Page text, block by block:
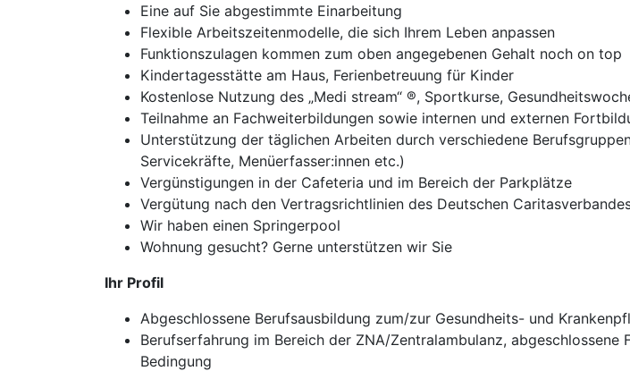
Eine auf Sie abgestimmte Einarbeitung
Flexible Arbeitszeitenmodelle, die sich Ihrem Leben anpassen
Funktionszulagen kommen zum oben angegebenen Gehalt noch on top
Kindertagesstätte am Haus, Ferienbetreuung für Kinder
Kostenlose Nutzung des „Medi stream“ ®, Sportkurse,
Teilnahme an Fachweiterbildungen sowie internen und externen
Unterstützung der täglichen Arbeiten durch verschiedene
Servicekräfte, Menüerfasser:innen etc.)
Vergünstigungen in der Cafeteria und im Bereich der Parkplätze
Vergütung nach den Vertragsrichtlinien des Deutschen
Wir haben einen Springerpool
Wohnung gesucht? Gerne unterstützen wir Sie
Ihr Profil
Abgeschlossene Berufsausbildung zum/zur Gesundheits- und
Berufserfahrung im Bereich der ZNA/Zentralambulanz,
Bedingung